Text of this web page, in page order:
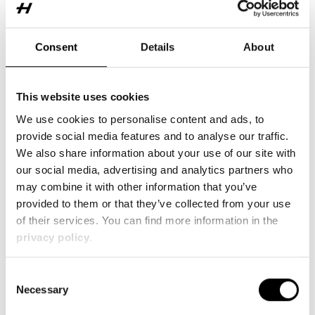
Consent Details About
This website uses cookies
We use cookies to personalise content and ads, to
provide social media features and to analyse our traffic.
We also share information about your use of our site with
our social media, advertising and analytics partners who
may combine it with other information that you’ve
provided to them or that they’ve collected from your use
of their services. You can find more information in the
privacy policy.
Selection
Necessary
Aramid (AFK) / Kevlar®
Beste dynamische Belastbarkeit
Hohe Abriebfestigkeit